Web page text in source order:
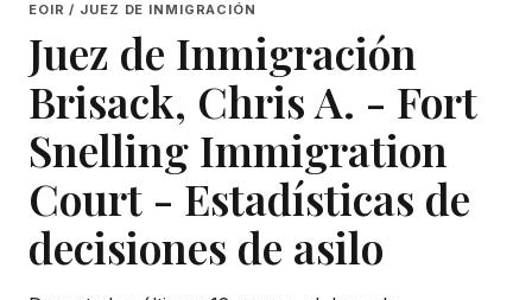
EOIR / JUEZ DE INMIGRACIÓN
Juez de Inmigración
Brisack, Chris A. - Fort
Snelling Immigration
Court - Estadísticas de
decisiones de asilo